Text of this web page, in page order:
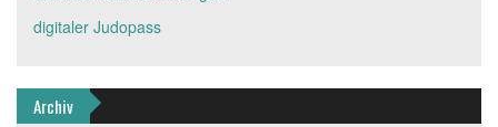
digitaler Judopass
Archiv